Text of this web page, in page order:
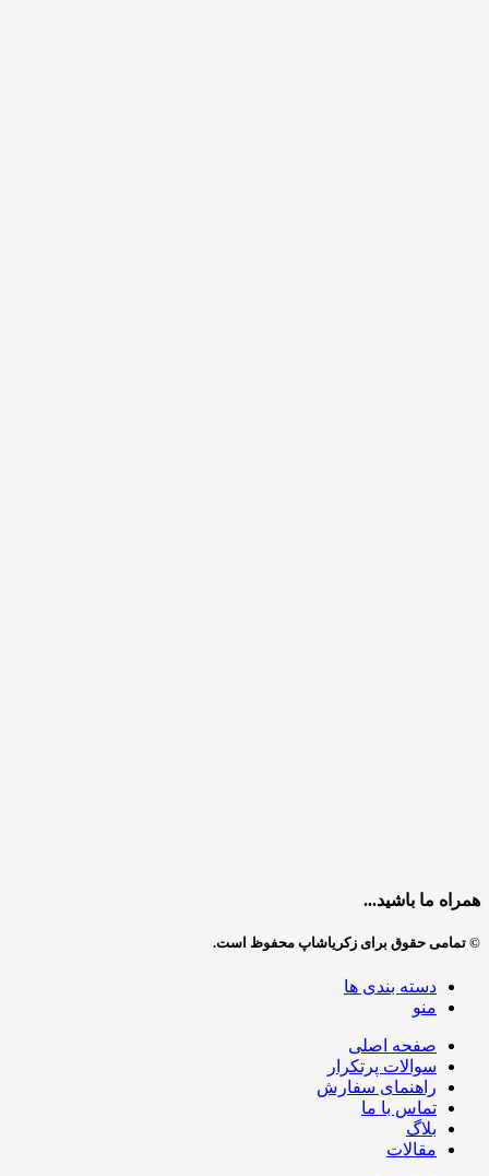
همراه ما باشید...
© تمامی حقوق برای زکریاشاپ محفوظ است.
دسته بندی ها
منو
صفحه اصلی
سوالات پرتکرار
راهنمای سفارش
تماس با ما
بلاگ
مقالات